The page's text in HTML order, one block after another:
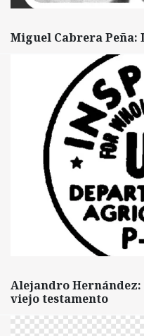
Miguel Cabrera
Alejandro
viejo testamento